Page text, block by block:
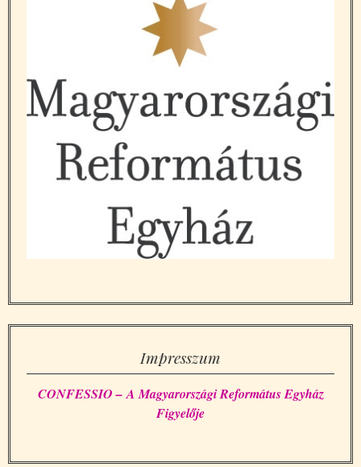
Impresszum
CONFESSIO – A Magyarországi Református Egyház
Figyelője